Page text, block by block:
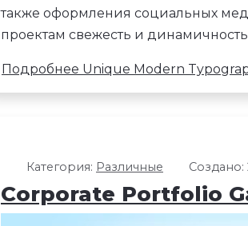
также оформления социальных
проектам свежесть и
Подробнее Unique Modern
Категория: Различные Создано:
Corporate Portfolio